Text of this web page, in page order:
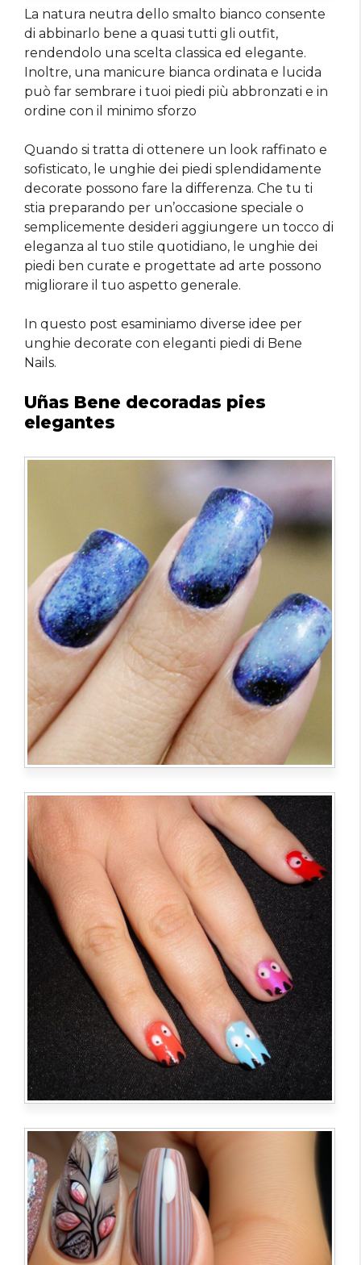
La natura neutra dello smalto bianco consente
di abbinarlo bene a quasi tutti gli outfit,
rendendolo una scelta classica ed elegante.
Inoltre, una manicure bianca ordinata e lucida
può far sembrare i tuoi piedi più abbronzati e in
ordine con il minimo sforzo
Quando si tratta di ottenere un look raffinato e
sofisticato, le unghie dei piedi splendidamente
decorate possono fare la differenza. Che tu ti
stia preparando per un’occasione speciale o
semplicemente desideri aggiungere un tocco di
eleganza al tuo stile quotidiano, le unghie dei
piedi ben curate e progettate ad arte possono
migliorare il tuo aspetto generale.
In questo post esaminiamo diverse idee per
unghie decorate con eleganti piedi di Bene
Nails.
Uñas Bene decoradas pies
elegantes